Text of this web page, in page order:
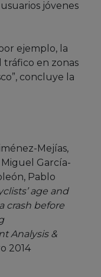
jóvenes
ejemplo, la
tráfico en zonas
concluye la
Mejías,
García-
Pablo
age and
crash before
Analysis &
2014